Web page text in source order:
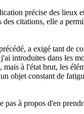
précise des lieux
citations, elle a
a exigé tant de
dans les
à l'état brut, les
objet constant de
à propos d'en